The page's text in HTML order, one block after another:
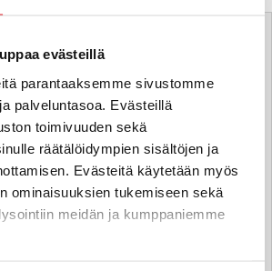
evästeillä
parantaaksemme sivustomme
palveluntasoa. Evästeillä
toimivuuden sekä
räätälöidympien sisältöjen ja
Evästeitä käytetään myös
ominaisuuksien tukemiseen sekä
meidän ja kumppaniemme
ajoneuvoa myy
Laakso
FI | EN
@rintajouppi.fi
711 3948